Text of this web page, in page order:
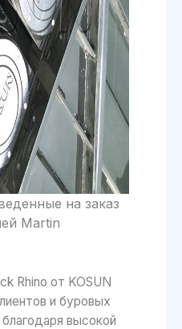
на заказ
Martin
Rhino от KOSUN
и буровых
высокой